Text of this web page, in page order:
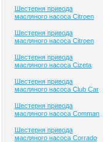
Шестерня привода
масляного насоса Citroen
Шестерня привода
масляного насоса Citroen
Шестерня привода
масляного насоса Cizeta
Шестерня привода
масляного насоса Club Сar
Шестерня привода
масляного насоса Comman
Шестерня привода
масляного насоса Corrado